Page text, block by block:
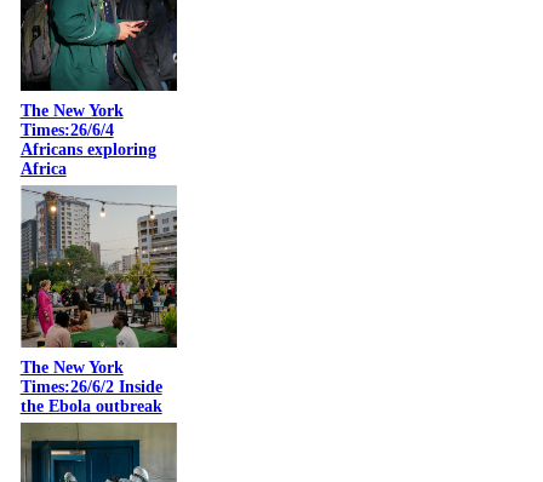
The New York
Times:26/6/4
Africans exploring
Africa
The New York
Times:26/6/2 Inside
the Ebola outbreak